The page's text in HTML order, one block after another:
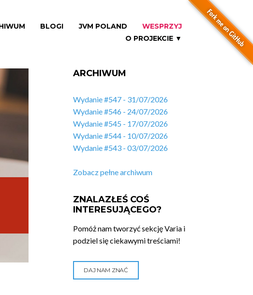
BLOGI JVM POLAND
WESPRZYJ
O PROJEKCIE ▼
ARCHIWUM
Wydanie #547 - 31/07/2026
Wydanie #546 - 24/07/2026
Wydanie #545 - 17/07/2026
Wydanie #544 - 10/07/2026
Wydanie #543 - 03/07/2026
Zobacz pełne archiwum
ZNALAZŁEŚ COŚ
INTERESUJĄCEGO?
Pomóż nam tworzyć sekcję Varia i
podziel się ciekawymi treściami!
DAJ NAM ZNAĆ